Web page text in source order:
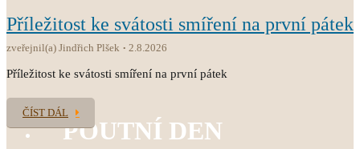
POUTNÍ DEN
Příležitost ke svátosti smíření na první pátek
zveřejnil(a) Jindřich Plšek 2.8.2026
Příležitost ke svátosti smíření na první pátek
ČÍST DÁL